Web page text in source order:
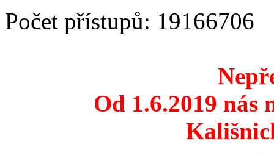
Počet přístupů: 19166706
Od 1.6.2019 nás